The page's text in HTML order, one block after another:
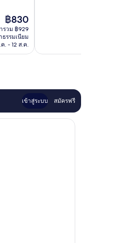
ราคา
ปัจจุบัน
คือ
฿830
฿830
รวม ฿929
รรมเนียม
ค. - 12 ส.ค.
เข้าสู่ระบบ สมัครฟรี